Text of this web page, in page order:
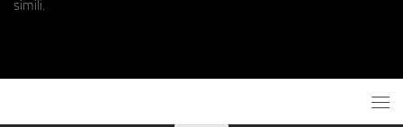
simili.